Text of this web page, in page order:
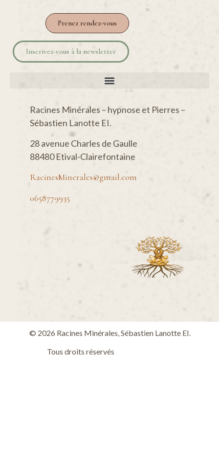
Prenez rendez-vous
Inscrivez-vous à la newsletter
Racines Minérales – hypnose et Pierres –
Sébastien Lanotte EI.
28 avenue Charles de Gaulle
88480 Etival-Clairefontaine
RacinesMinerales@gmail.com
0658779935
© 2026 Racines Minérales, Sébastien Lanotte EI.
Tous droits réservés